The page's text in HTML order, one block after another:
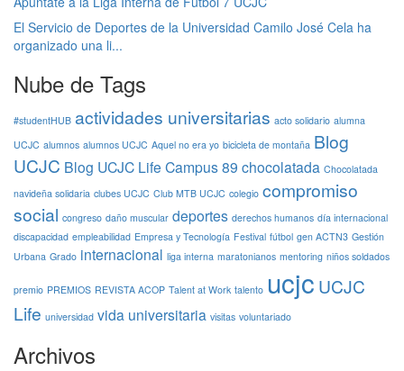
El Servicio de Deportes de la Universidad Camilo José Cela ha
organizado una li...
Nube de Tags
#studentHUB actividades universitarias acto solidario alumna
UCJC alumnos alumnos UCJC Aquel no era yo bicicleta de montaña Blog
UCJC Blog UCJC Life Campus 89 chocolatada Chocolatada
navideña solidaria clubes UCJC Club MTB UCJC colegio compromiso
social congreso daño muscular deportes derechos humanos día internacional
discapacidad empleabilidad Empresa y Tecnología Festival fútbol gen ACTN3 Gestión
Urbana Grado internacional liga interna maratonianos mentoring niños soldados
premio PREMIOS REVISTA ACOP Talent at Work talento ucjc UCJC
Life universidad vida universitaria visitas voluntariado
Archivos